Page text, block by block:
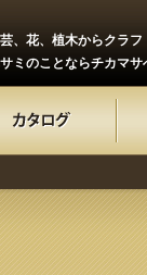
芸、花、植木からクラフ
ミのことならチカマサ